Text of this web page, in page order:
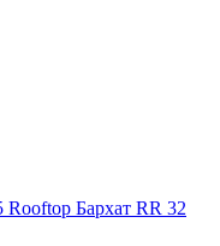
Rooftop Бархат RR 32